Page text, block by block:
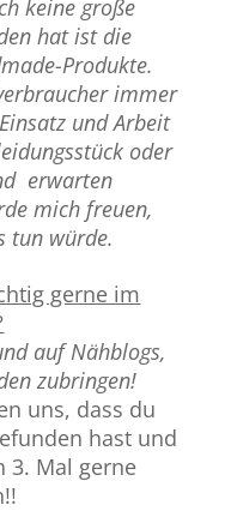
keine große
hat ist die
Produkte.
immer
und Arbeit
oder
erwarten
mich freuen,
tun würde.
gerne im
auf Nähblogs,
zubringen!
uns, dass du
hast und
3. Mal gerne